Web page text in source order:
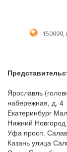
Ярославль
набережная, д. 4
Екатеринбург
Нижний
Уфа просп.
Казань улица